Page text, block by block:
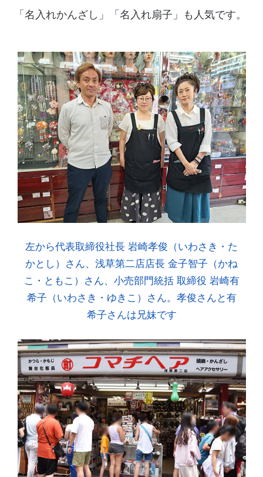
「名入れかんざし」「名入れ扇子」も人気です。
左から代表取締役社長 岩崎孝俊（いわさき・た
かとし）さん、浅草第二店店長 金子智子（かね
こ・ともこ）さん、小売部門統括 取締役 岩崎有
希子（いわさき・ゆきこ）さん。孝俊さんと有
希子さんは兄妹です